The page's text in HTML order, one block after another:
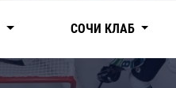
СОЧИ КЛАБ